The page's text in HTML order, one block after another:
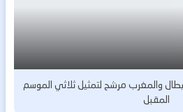
والمغرب مرشح لتمثيل ثلاثي الموسم
المقبل